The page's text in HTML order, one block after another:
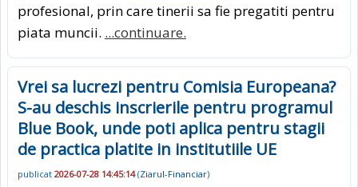
profesional, prin care tinerii sa fie pregatiti pentru
piata muncii. ...continuare.
Vrei sa lucrezi pentru Comisia Europeana?
S-au deschis inscrierile pentru programul
Blue Book, unde poti aplica pentru stagii
de practica platite in institutiile UE
publicat 2026-07-28 14:45:14(Ziarul-Financiar)